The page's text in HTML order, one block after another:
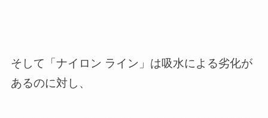
そして「ナイロン ライン」は吸水による劣化が
あるのに対し、